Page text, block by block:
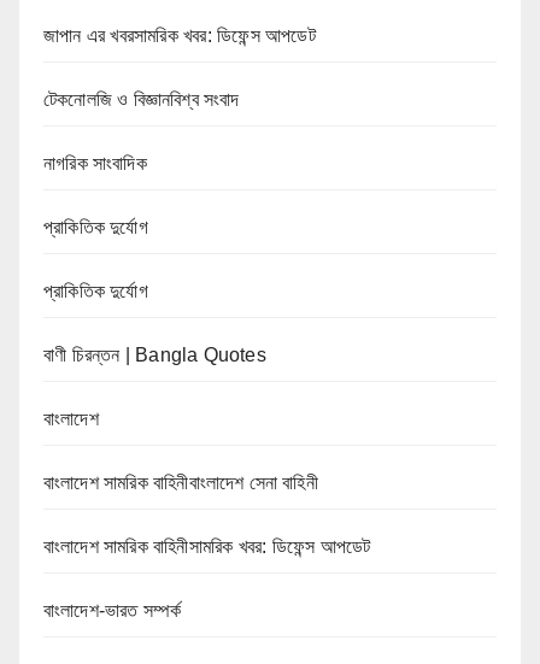
জাপান এর খবরসামরিক খবর: ডিফেন্স আপডেট
টেকনোলজি ও বিজ্ঞানবিশ্ব সংবাদ
নাগরিক সাংবাদিক
প্রাকিতিক দুর্যোগ
প্রাকিতিক দুর্যোগ
বাণী চিরন্তন | Bangla Quotes
বাংলাদেশ
বাংলাদেশ সামরিক বাহিনীবাংলাদেশ সেনা বাহিনী
বাংলাদেশ সামরিক বাহিনীসামরিক খবর: ডিফেন্স আপডেট
বাংলাদেশ-ভারত সম্পর্ক